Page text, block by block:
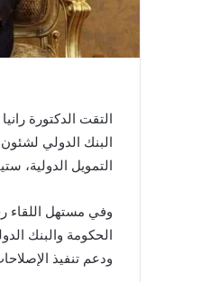
التقت الدكتورة
البنك الدولي
التمويل الدولية،
وفي مستهل اللقاء
الحكومة والبنك
ودعم تنفيذ